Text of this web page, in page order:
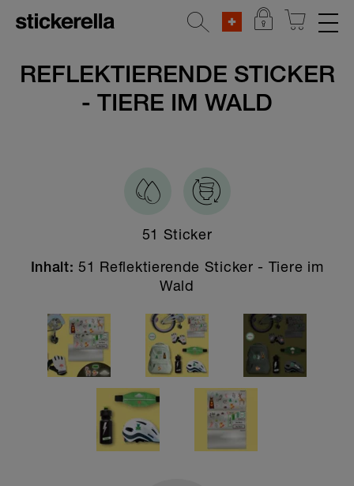
REFLEKTIERENDE AUFKLEBER
STICKERSETS
AUFKLEBER FÜR GEGENSTÄNDE
KINDERGARTEN & SCHULE
HOME & DEKO
REFLEKTIERENDE STICKER
- TIERE IM WALD
51 Sticker
Inhalt: 51 Reflektierende Sticker - Tiere im
Wald